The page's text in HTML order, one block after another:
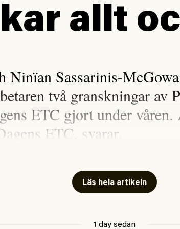
allt
Ninïan Sassarinis-
två granskningar av
ETC gjort under våren.
ETC, svarar.
(#54/2026) om ”sensationalism
vänsterns medielandskap?” Det korta
Läs hela artikeln
1 day sedan